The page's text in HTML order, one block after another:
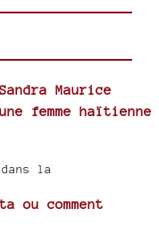
Maurice
femme haïtienne
la
ou comment